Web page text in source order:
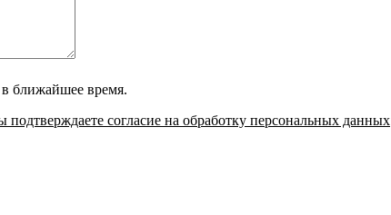
ближайшее время.
согласие на обработку персональных данных